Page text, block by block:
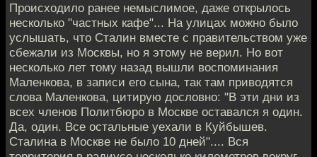
Происходило ранее немыслимое, даже открылось
несколько "частных кафе"... На улицах можно было
услышать, что Сталин вместе с правительством уже
сбежали из Москвы, но я этому не верил. Но вот
несколько лет тому назад вышли воспоминания
Маленкова, в записи его сына, так там приводятся
слова Маленкова, цитирую дословно: "В эти дни из
всех членов Политбюро в Москве оставался я один.
Да, один. Все остальные уехали в Куйбышев.
Сталина в Москве не было 10 дней".... Вся